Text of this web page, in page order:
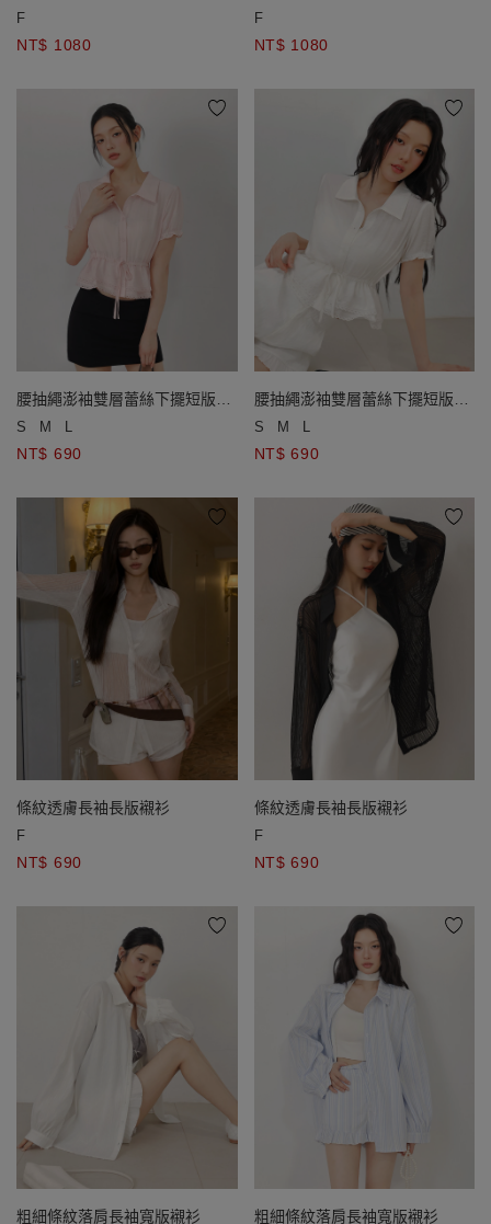
條紋長袖寬版襯衫
F
NT$ 1080
條紋長袖寬版襯衫
F
NT$ 1080
腰抽繩澎袖雙層蕾絲下擺短版襯
衫
S M L
NT$ 690
腰抽繩澎袖雙層蕾絲下擺短版襯
衫
S M L
NT$ 690
條紋透膚長袖長版襯衫
F
NT$ 690
條紋透膚長袖長版襯衫
F
NT$ 690
粗細條紋落肩長袖寬版襯衫 粗細條紋落肩長袖寬版襯衫